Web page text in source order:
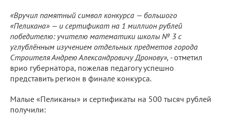
«Вручил памятный символ конкурса — большого
«Пеликана» — и сертификат на 1 миллион рублей
победителю: учителю математики школы № 3 с
углублённым изучением отдельных предметов города
Строителя Андрею Александровичу Дронову», -отметил
врио губернатора, пожелав педагогу успешно
представить регион в финале конкурса.
Малые «Пеликаны» и сертификаты на 500 тысяч рублей
получили: